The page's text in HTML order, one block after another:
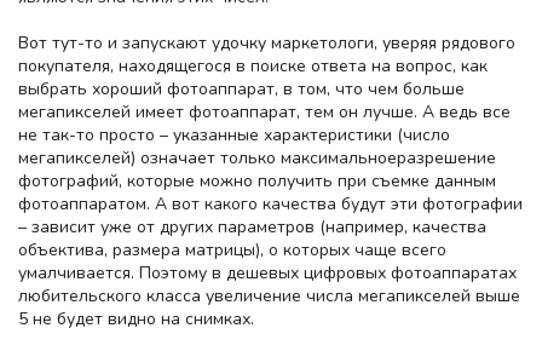
Вот тут-то и запускают удочку маркетологи, уверяя рядового
покупателя, находящегося в поиске ответа на вопрос, как
выбрать хороший фотоаппарат, в том, что чем больше
мегапикселей имеет фотоаппарат, тем он лучше. А ведь все
не так-то просто – указанные характеристики (число
мегапикселей) означает только максимальноеразрешение
фотографий, которые можно получить при съемке данным
фотоаппаратом. А вот какого качества будут эти фотографии
– зависит уже от других параметров (например, качества
объектива, размера матрицы), о которых чаще всего
умалчивается. Поэтому в дешевых цифровых фотоаппаратах
любительского класса увеличение числа мегапикселей выше
5 не будет видно на снимках.